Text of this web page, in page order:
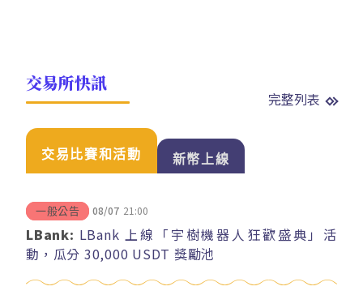
交易所快訊
完整列表
交易比賽和活動 新幣上線
一般公告 08/07 21:00
LBank: LBank 上線「宇樹機器人狂歡盛典」活
動，瓜分 30,000 USDT 獎勵池